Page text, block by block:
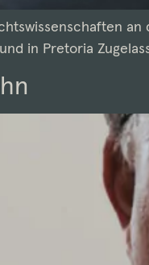
in Pretoria